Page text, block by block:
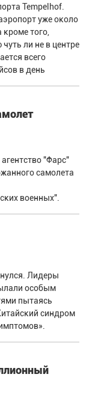
Tempelhof.
уже около
кроме того,
ли не в центре
всего
в день
"Фарс"
самолета
военных".
Лидеры
особым
пытаясь
синдром